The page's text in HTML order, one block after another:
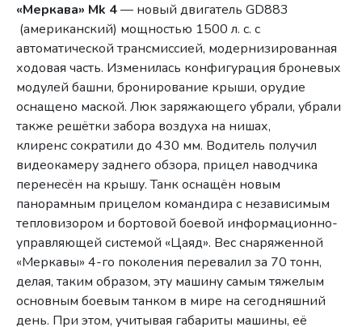
«Меркава» Mk 4— новый двигатель GD883
(американский) мощностью 1500 л. с. с
автоматической трансмиссией, модернизированная
ходовая часть. Изменилась конфигурация броневых
модулей башни, бронирование крыши, орудие
оснащено маской. Люк заряжающего убрали, убрали
также решётки забора воздуха на нишах,
клиренс сократили до 430 мм. Водитель получил
видеокамеру заднего обзора, прицел наводчика
перенесён на крышу. Танк оснащён новым
панорамным прицелом командира с независимым
тепловизором и бортовой боевой информационно-
управляющей системой «Цаяд». Вес снаряженной
«Меркавы» 4-го поколения перевалил за 70 тонн,
делая, таким образом, эту машину самым тяжелым
основным боевым танком в мире на сегодняшний
день. При этом, учитывая габариты машины, её